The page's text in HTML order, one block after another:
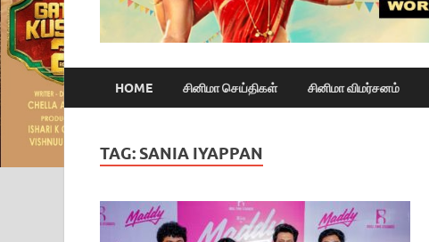
HOME சினிமா செய்திகள் சினிமா விமர்சனம்
TAG: SANIA IYAPPAN